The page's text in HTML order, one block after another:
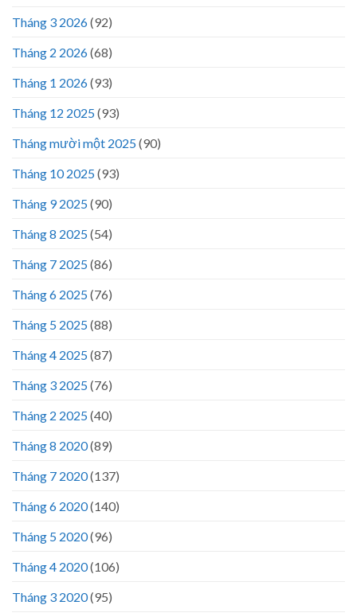
Tháng 3 2026(92)
Tháng 2 2026(68)
Tháng 1 2026(93)
Tháng 12 2025(93)
Tháng mười một 2025(90)
Tháng 10 2025(93)
Tháng 9 2025(90)
Tháng 8 2025(54)
Tháng 7 2025(86)
Tháng 6 2025(76)
Tháng 5 2025(88)
Tháng 4 2025(87)
Tháng 3 2025(76)
Tháng 2 2025(40)
Tháng 8 2020(89)
Tháng 7 2020(137)
Tháng 6 2020(140)
Tháng 5 2020(96)
Tháng 4 2020(106)
Tháng 3 2020(95)